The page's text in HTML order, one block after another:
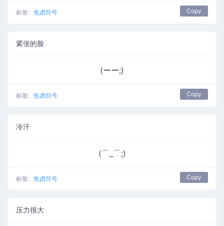
标签: 焦虑符号 Copy
紧张的脸
(ーー;)
标签: 焦虑符号 Copy
冷汗
(⌒_⌒;)
标签: 焦虑符号 Copy
压力很大